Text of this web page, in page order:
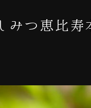
みつ恵比